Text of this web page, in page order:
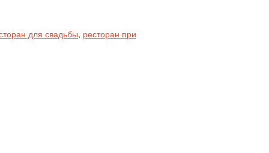
для свадьбы, ресторан при